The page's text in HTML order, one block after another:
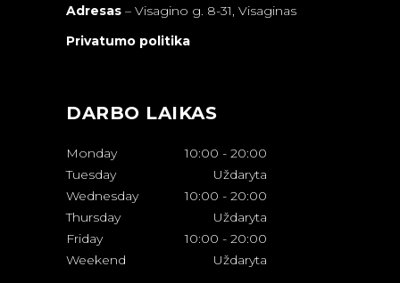
Adresas – Visagino g. 8-31, Visaginas
Privatumo politika
DARBO LAIKAS
Monday 10:00 - 20:00
Tuesday
Uždaryta
Wednesday
10:00 - 20:00
Thursday
Uždaryta
Friday
10:00 - 20:00
Weekend
Uždaryta